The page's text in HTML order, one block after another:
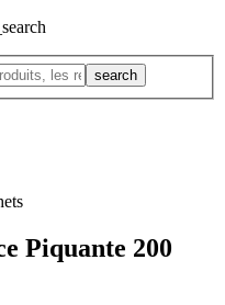
Piquante 200